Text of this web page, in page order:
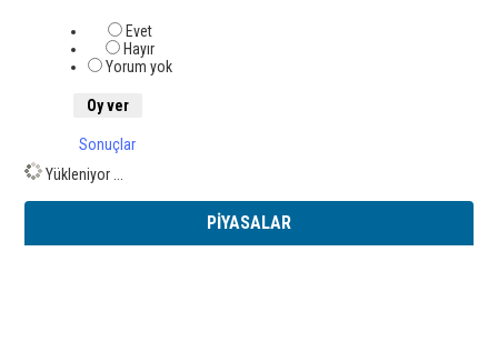
Evet
Hayır
Yorum yok
Sonuçlar
Yükleniyor ...
PİYASALAR